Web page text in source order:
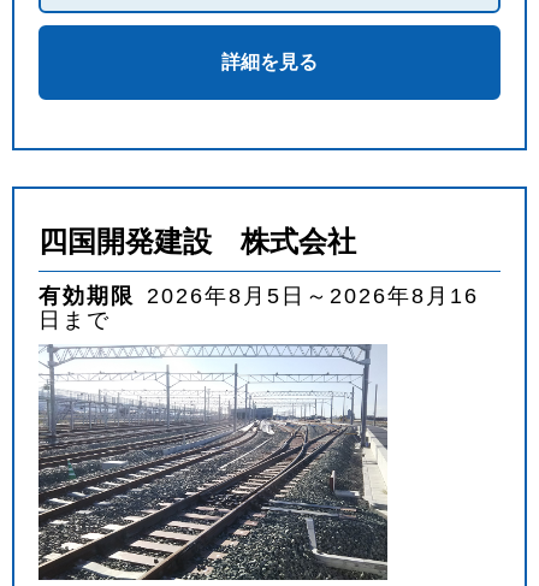
詳細を見る
四国開発建設 株式会社
有効期限 2026年8月5日～2026年8月16
日まで